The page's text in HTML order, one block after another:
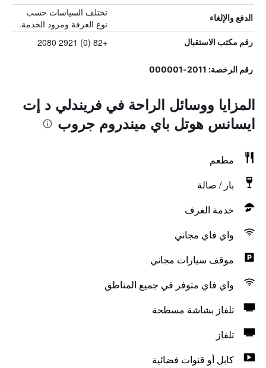
الدفع والإلغاء
تختلف السياسات حسب
نوع الغرفة ومزود الخدمة.
رقم مكتب الاستقبال +82 (0) 2921 2080
رقم الرخصة: 2011-000001
المزايا ووسائل الراحة في فريندلي د إت
ايسانس هوتل باي ميندروم جروب
مطعم
بار / صالة
خدمة الغرف
واي فاي مجاني
موقف سيارات مجاني
واي فاي متوفر في جميع المناطق
تلفاز بشاشة مسطحة
تلفاز
كابل أو قنوات فضائية